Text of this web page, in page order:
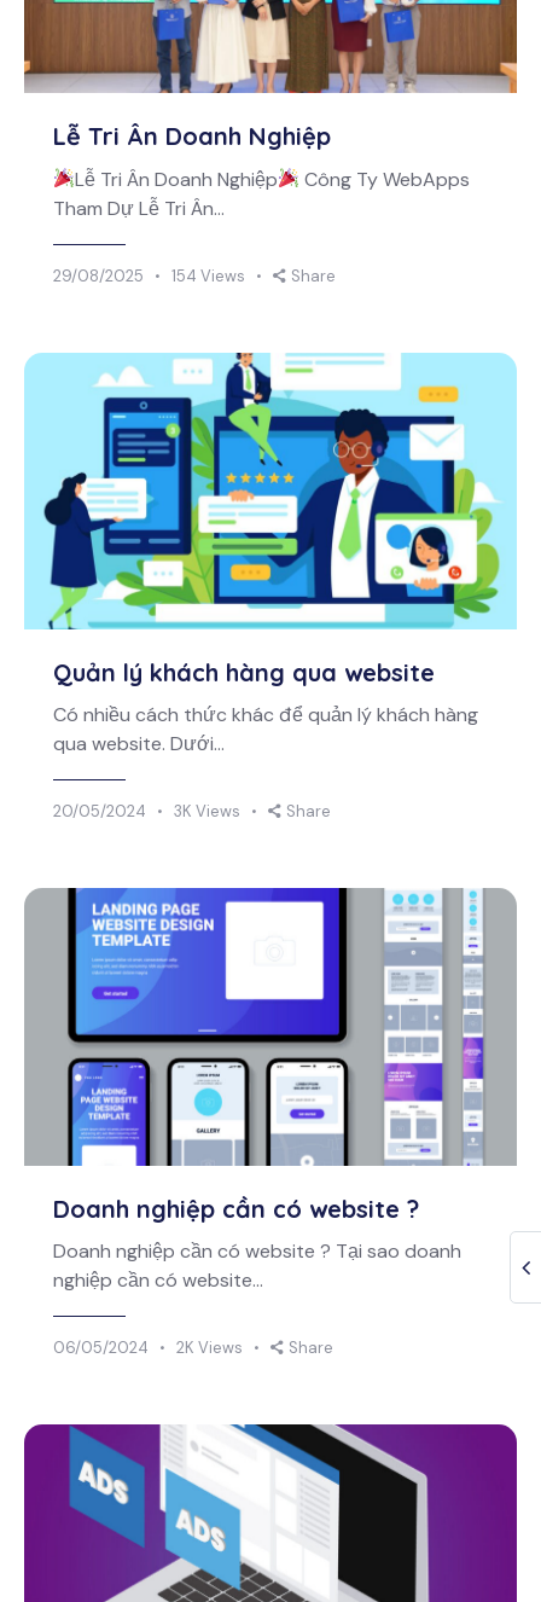
Lễ Tri Ân Doanh Nghiệp
Lễ Tri Ân Doanh Nghiệp
Công Ty WebApps
Tham Dự Lễ Tri Ân…
29/08/2025 154 Views Share
Quản lý khách hàng qua website
Có nhiều cách thức khác để quản lý khách hàng
qua website. Dưới…
20/05/2024 3K Views Share
Doanh nghiệp cần có website ?
Doanh nghiệp cần có website ? Tại sao doanh
nghiệp cần có website…
06/05/2024 2K Views Share